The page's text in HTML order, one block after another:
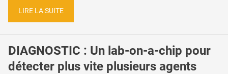
LIRE LA SUITE
DIAGNOSTIC : Un lab-on-a-chip pour
détecter plus vite plusieurs agents